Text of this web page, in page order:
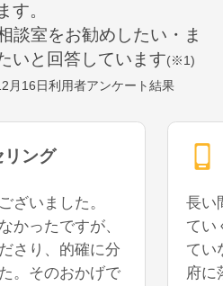
す。
談室をお勧めしたい・ま
いと回答しています(※1)
月16日利用者アンケート結果
リング
ざいました。
かったですが、
さり、的確に分
。そのおかげで
長い
てい
てい
府に